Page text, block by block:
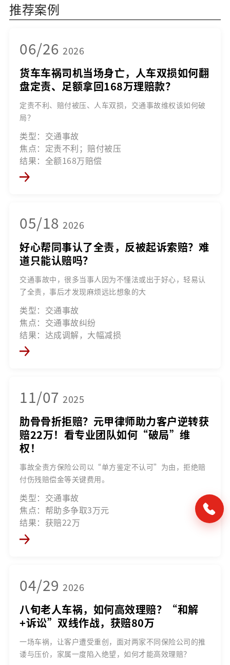
推荐案例
06/26 2026
货车车祸司机当场身亡，人车双损如何翻
盘定责、足额拿回168万理赔款？
定责不利、赔付被压、人车双损，交通事故维权该如何破
局？
类型：交通事故
焦点：定责不利；赔付被压
结果：全额168万赔偿
05/18 2026
好心帮同事认了全责，反被起诉索赔？难
道只能认赔吗？
交通事故中，很多当事人因为不懂法或出于好心，轻易认
了全责，事后才发现麻烦远比想象的大
类型：交通事故
焦点：交通事故纠纷
结果：达成调解，大幅减损
11/07 2025
肋骨骨折拒赔？元甲律师助力客户逆转获
赔22万！看专业团队如何“破局”维
权！
事故全责方保险公司以“单方鉴定不认可”为由，拒绝赔
付伤残赔偿金等关键费用。
类型：交通事故
焦点：帮助多争取3万元
结果：获赔22万
04/29 2026
八旬老人车祸，如何高效理赔？“和解
+诉讼”双线作战，获赔80万
一场车祸，让客户遭受重创，面对两家不同保险公司的推
诿与压价，家属一度陷入绝望，如何才能高效理赔？